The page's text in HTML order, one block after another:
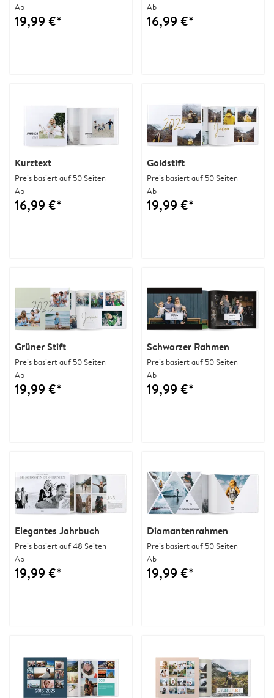
Kurztext
Preis basiert auf 50 Seiten
Ab
16,99 €*
Ab
16,99 €*
Diamantenrahmen
Preis basiert auf 50 Seiten
Ab
19,99 €*
Schwarzer Rahmen
Preis basiert auf 50 Seiten
Ab
19,99 €*
Ab
19,99 €*
Elegantes Jahrbuch
Preis basiert auf 48 Seiten
Ab
19,99 €*
Goldstift
Preis basiert auf 50 Seiten
Ab
19,99 €*
Grüner Stift
Preis basiert auf 50 Seiten
Ab
19,99 €*